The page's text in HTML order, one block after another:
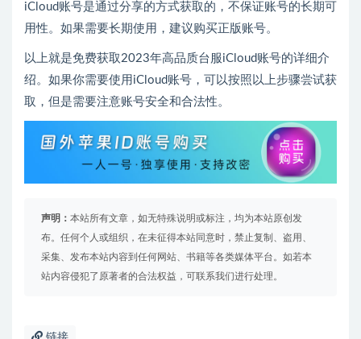
iCloud账号是通过分享的方式获取的，不保证账号的长期可
用性。如果需要长期使用，建议购买正版账号。
以上就是免费获取2023年高品质台服iCloud账号的详细介
绍。如果你需要使用iCloud账号，可以按照以上步骤尝试获
取，但是需要注意账号安全和合法性。
声明： 本站所有文章，如无特殊说明或标注，均为本站原创发
布。任何个人或组织，在未征得本站同意时，禁止复制、盗用、
采集、发布本站内容到任何网站、书籍等各类媒体平台。如若本
站内容侵犯了原著者的合法权益，可联系我们进行处理。